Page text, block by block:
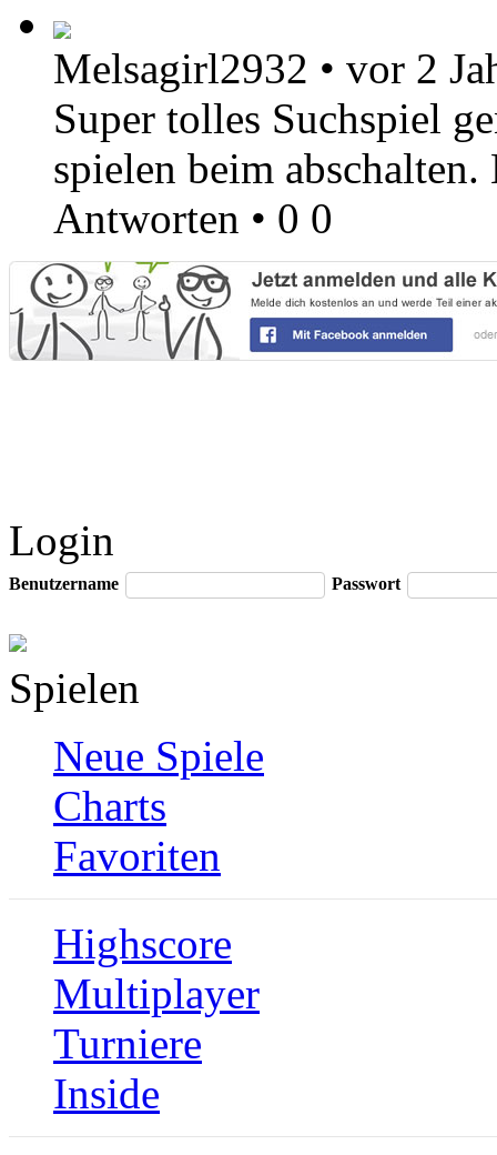
Melsagirl2932 • vor 2
Super tolles Suchspiel
spielen beim
Antworten • 0 0
Login
Benutzername Passwort
Spielen
Neue Spiele
Charts
Favoriten
Highscore
Multiplayer
Turniere
Inside